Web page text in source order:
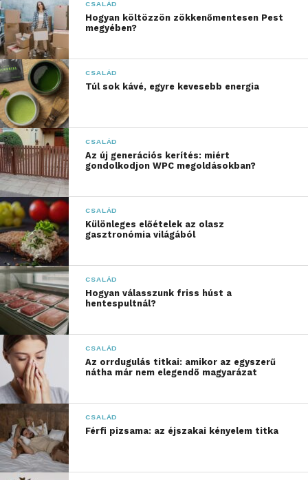
A pszichológia szempontjából a szorongás
alapvetően egy természetes reakció. Az
idegrendszer veszélyhelyzetként érzékeli a
bizonytalanságot vagy a túlterhelést, és aktiválja a
stresszválaszt.
Rövid távon ez segíthet a problémák kezelésében.
Hosszabb távon azonban a folyamatos készenléti
állapot kimeríti a szervezetet.
A tartós szorongás gyakori tünetei lehetnek:
állandó feszültségérzet
alvászavarok
koncentrációs nehézségek
fokozott ingerlékenység
testi tünetek, például szapora szívverés
vagy izomfeszülés
A pszichológiai szakirodalom szerint ezek a tünetek
gyakran nem egyetlen konkrét eseményhez
köthetők, hanem több tényező együttes hatásának
eredményei.
A családi minták és a
kapcsolati rendszerek
CSALÁD
Hogyan költözzön zökkenőmentesen Pest
megyében?
CSALÁD
Túl sok kávé, egyre kevesebb energia
CSALÁD
Az új generációs kerítés: miért
gondolkodjon WPC megoldásokban?
CSALÁD
Különleges előételek az olasz
gasztronómia világából
CSALÁD
Hogyan válasszunk friss húst a
hentespultnál?
CSALÁD
Az orrdugulás titkai: amikor az egyszerű
nátha már nem elegendő magyarázat
CSALÁD
Férfi pizsama: az éjszakai kényelem titka